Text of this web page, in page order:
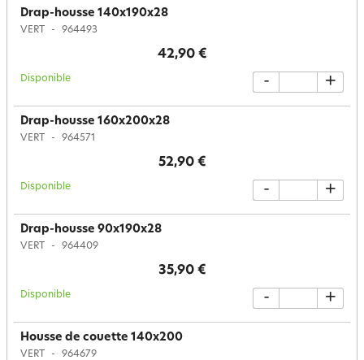
Drap-housse 140x190x28
VERT 964493
42,90 €
Disponible - +
Drap-housse 160x200x28
VERT 964571
52,90 €
Disponible - +
Drap-housse 90x190x28
VERT 964409
35,90 €
Disponible - +
Housse de couette 140x200
VERT 964679